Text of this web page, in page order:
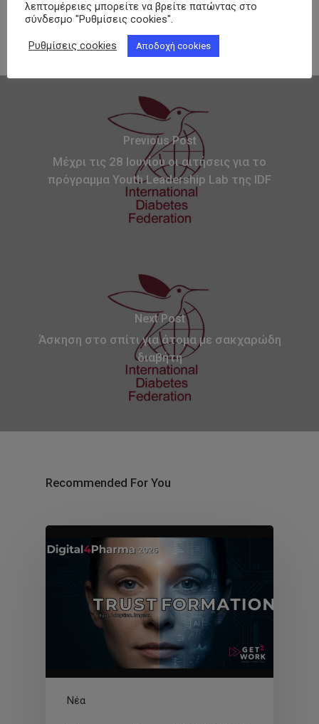
Previous Post
Μέχρι τις 28 Ιουνίου οι αιτήσεις για το
πρόγραμμα Youth Leadership Lab της IDF
Next Post
Άσκηση στο σπίτι για άτομα με σακχαρώδη
διαβήτη
Recommended For You
Νέα
λεπτομέρειες μπορείτε να βρείτε πατώντας στο
σύνδεσμο "Ρυθμίσεις cookies".
Ρυθμίσεις cookies Αποδοχή cookies